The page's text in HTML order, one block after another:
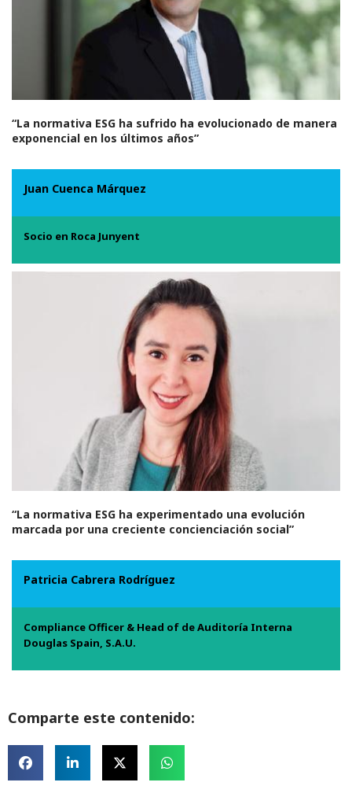
“La normativa ESG ha sufrido ha evolucionado de manera
exponencial en los últimos años”
Juan Cuenca Márquez
Socio en Roca Junyent
“La normativa ESG ha experimentado una evolución
marcada por una creciente concienciación social”
Patricia Cabrera Rodríguez
Compliance Officer & Head of de Auditoría Interna
Douglas Spain, S.A.U.
Comparte este contenido: